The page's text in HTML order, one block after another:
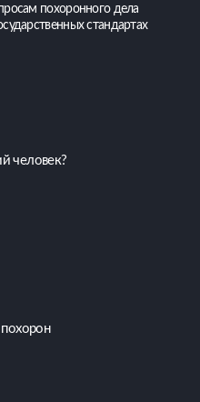
похоронного дела
стандартах
человек?